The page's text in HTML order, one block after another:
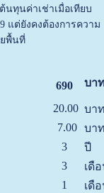
นทุนค่าเช่าเมื่อเทียบ
แต่ยังคงต้องการความ
พื้นที่
690 บา
20.00 บา
7.00 บา
3
ปี
3
เดื
1
เดื